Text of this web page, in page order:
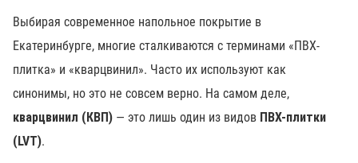
Выбирая современное напольное покрытие в
Екатеринбурге, многие сталкиваются с терминами «ПВХ-
плитка» и «кварцвинил». Часто их используют как
синонимы, но это не совсем верно. На самом деле,
кварцвинил (КВП) — это лишь один из видов ПВХ-плитки
(LVT).